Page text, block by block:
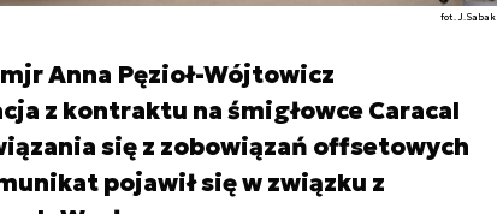
fot. J.Sabak
Anna Pęzioł-Wójtowicz
z kontraktu na śmigłowce Caracal
się z zobowiązań offsetowych
pojawił się w związku z